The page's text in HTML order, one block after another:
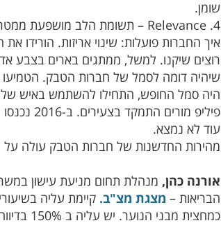
שומן.
4. Relevance – תשומת הלב מושפעת ממטרת הפעילות.
שיהיה דומה לסמל של חברות הטבק.
פיליפ
עוד לא נמצא.
מהירות החדשנות של חברות הטבק עולה על
אורנה כהן, מנהלת תחום מניעת עישון
הבריאות – מצגת מצ"ב. קיימת עליה
כמחצית מבני הנוער. יש עליה ב 150% בדיווח על הוצאות פרסומת של החברות, לעומת שנה קודמת.